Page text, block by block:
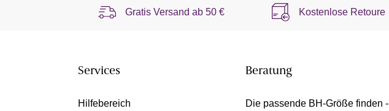
Gratis Versand ab50 € Kostenlose Retoure
Services
Hilfebereich
Beratung
Die passende BH-Größe finden -